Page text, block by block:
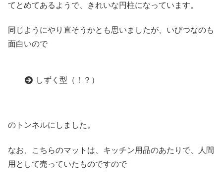
てとめてあるようで、きれいな円柱になっています。
同じようにやり直そうかとも思いましたが、いびつなのも
面白いので
しずく型（！？）
のトンネルにしました。
なお、こちらのマットは、キッチン用品のあたりで、人間
用として売っていたものですので